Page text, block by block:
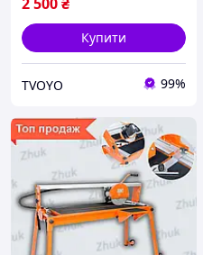
Купити
TVOYO 99%